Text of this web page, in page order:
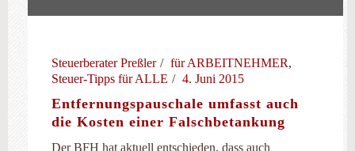
Steuerberater Preßler für ARBEITNEHMER,
Steuer-Tipps für ALLE
4. Juni 2015
Entfernungspauschale umfasst auch
die Kosten einer Falschbetankung
Der BFH hat aktuell entschieden, dass auch